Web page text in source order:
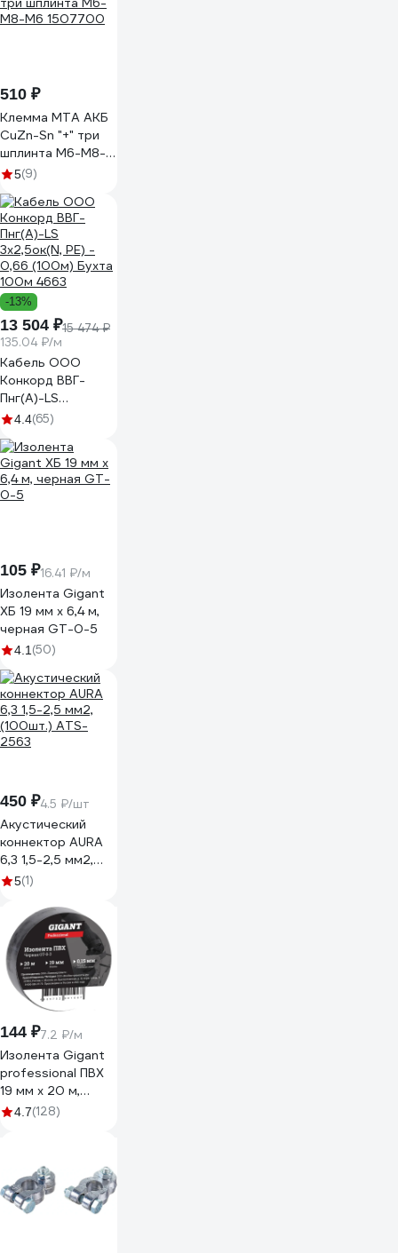
510 ₽
Клемма MTA АКБ
CuZn-Sn "+" три
шплинта М6-М8-
М6 1507700
5(9)
-13%
13 504 ₽15 474 ₽
135.04 ₽/м
Кабель ООО
Конкорд ВВГ-
Пнг(А)-LS
3x2,5ок(N, PE) -
100м 4663
4.4(65)
105 ₽16.41 ₽/м
Изолента Gigant
ХБ 19 мм х 6,4 м,
черная GT-0-5
4.1 (50)
450 ₽4.5 ₽/шт
Акустический
коннектор AURA
6,3 1,5-2,5 мм2,
(100шт.) ATS-
5(1)
144 ₽7.2 ₽/м
Изолента Gigant
professional ПВХ
19 мм х 20 м,
черная GT-0-3
4.7(128)